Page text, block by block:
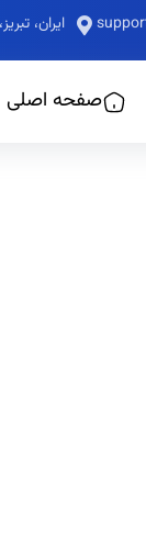
ایران،
صفحه اصلی